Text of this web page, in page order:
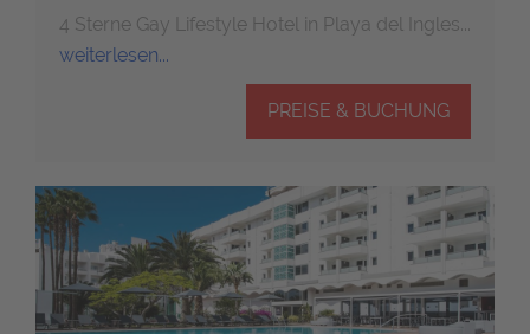
4 Sterne Gay Lifestyle Hotel in Playa del Ingles...
weiterlesen...
PREISE & BUCHUNG